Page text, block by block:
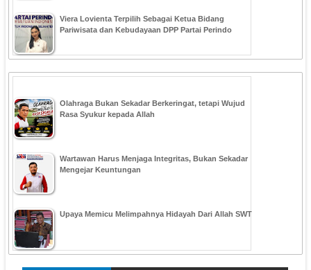
Viera Lovienta Terpilih Sebagai Ketua Bidang
Pariwisata dan Kebudayaan DPP Partai Perindo
Olahraga Bukan Sekadar Berkeringat, tetapi Wujud
Rasa Syukur kepada Allah
Wartawan Harus Menjaga Integritas, Bukan Sekadar
Mengejar Keuntungan
Upaya Memicu Melimpahnya Hidayah Dari Allah SWT